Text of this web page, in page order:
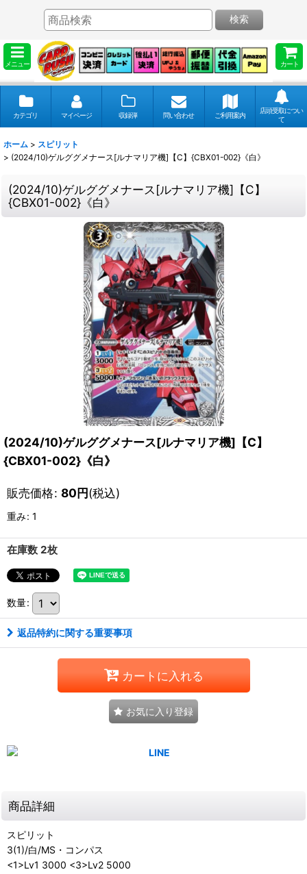
メニュー カート
検索
カテゴリ マイページ 収録弾 問い合わせ ご利用案内
店頭受取につい
て
ホーム > スピリット
> (2024/10)ゲルググメナース[ルナマリア機]【C】{CBX01-002}《白》
(2024/10)ゲルググメナース[ルナマリア機]【C】
{CBX01-002}《白》
(2024/10)ゲルググメナース[ルナマリア機]【C】
{CBX01-002}《白》
販売価格: 80円(税込)
重み: 1
在庫数 2枚
数量:
返品特約に関する重要事項
カートに入れる
お気に入り登録
商品詳細
スピリット
3(1)/白/MS・コンパス
<1>Lv1 3000 <3>Lv2 5000